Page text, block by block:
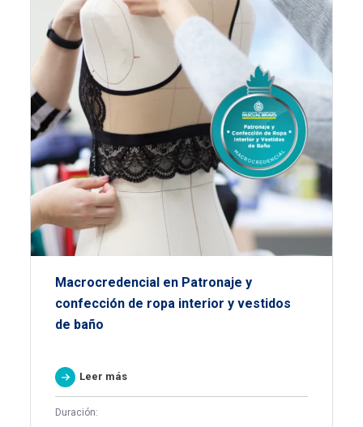
Macrocredencial en Patronaje y
confección de ropa interior y vestidos
de baño
Leer más
Duración: